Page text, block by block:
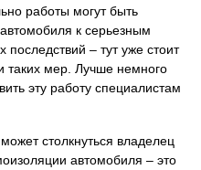
работы могут быть
к серьезным
– тут уже стоит
таких мер. Лучше немного
эту работу специалистам
столкнуться владелец
автомобиля – это